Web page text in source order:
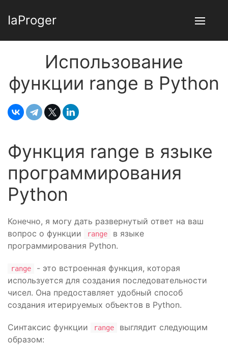
IaProger
Использование
функции range в Python
Функция range в языке
программирования
Python
Конечно, я могу дать развернутый ответ на ваш
вопрос о функции
range
в языке
программирования Python.
range
- это встроенная функция, которая
используется для создания последовательности
чисел. Она предоставляет удобный способ
создания итерируемых объектов в Python.
Синтаксис функции range
выглядит следующим
образом: